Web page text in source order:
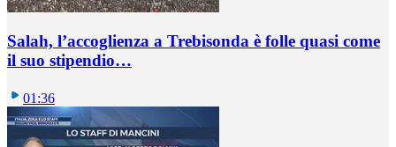
Salah, l’accoglienza a Trebisonda è folle quasi come
il suo stipendio…
01:36